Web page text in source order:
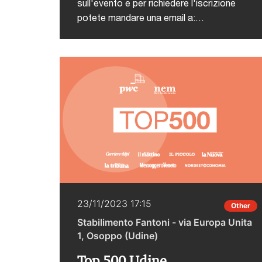
sull'evento e per richiedere l'iscrizione
potete mandare una email a:
Lio, Enrico Macario, Sandro PittiniCon la
speciale partecipazione di Edoardo
Arrigo, Capo Segreteria del Vice Ministro
On. Prof. Maurizio Leo, e di Ciro
Santoriello, Procuratore Aggiunto.
23/11/2023 17:15 Other
Stabilimento Fantoni - via Europa Unita
1, Osoppo (Udine)